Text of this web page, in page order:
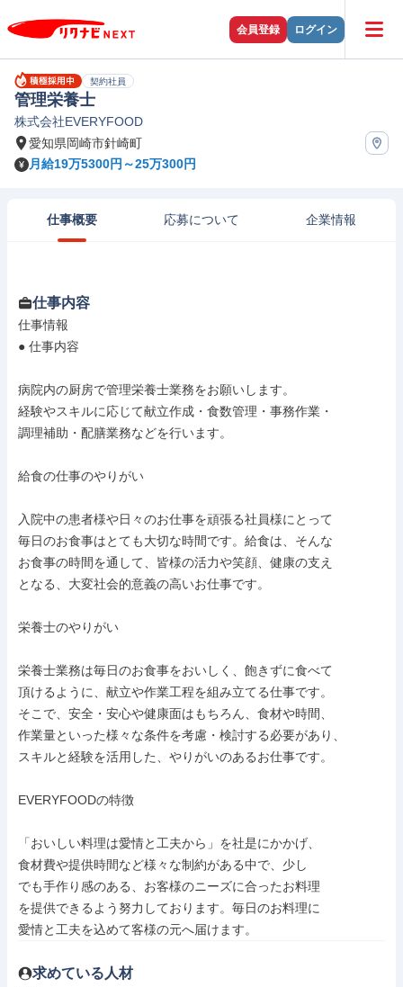
会員登録 ログイン
契約社員
管理栄養士
株式会社EVERYFOOD
愛知県岡崎市針崎町
月給19万5300円～25万300円
仕事概要 応募について 企業情報
仕事内容
仕事情報
● 仕事内容
病院内の厨房で管理栄養士業務をお願いします。
経験やスキルに応じて献立作成・食数管理・事務作業・
調理補助・配膳業務などを行います。
給食の仕事のやりがい
入院中の患者様や日々のお仕事を頑張る社員様にとって
毎日のお食事はとても大切な時間です。給食は、そんな
お食事の時間を通して、皆様の活力や笑顔、健康の支え
となる、大変社会的意義の高いお仕事です。
栄養士のやりがい
栄養士業務は毎日のお食事をおいしく、飽きずに食べて
頂けるように、献立や作業工程を組み立てる仕事です。
そこで、安全・安心や健康面はもちろん、食材や時間、
作業量といった様々な条件を考慮・検討する必要があり、
スキルと経験を活用した、やりがいのあるお仕事です。
EVERYFOODの特徴
「おいしい料理は愛情と工夫から」を社是にかかげ、
食材費や提供時間など様々な制約がある中で、少し
でも手作り感のある、お客様のニーズに合ったお料理
を提供できるよう努力しております。毎日のお料理に
愛情と工夫を込めて客様の元へ届けます。
求めている人材